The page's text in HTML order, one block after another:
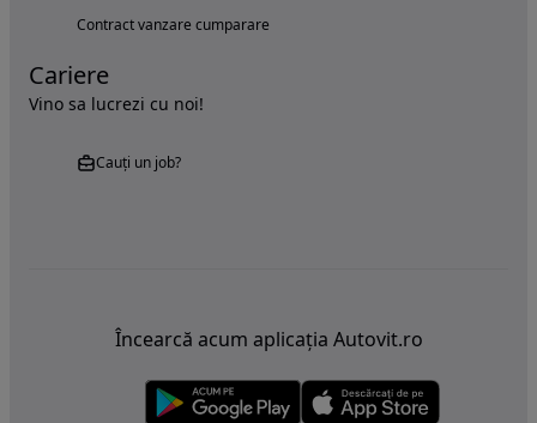
Contract vanzare cumparare
Cariere
Vino sa lucrezi cu noi!
Cauți un job?
Încearcă acum aplicația Autovit.ro